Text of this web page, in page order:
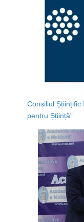
Consiliul Științific
pentru Știință”